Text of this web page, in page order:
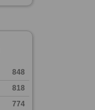
848
818
774